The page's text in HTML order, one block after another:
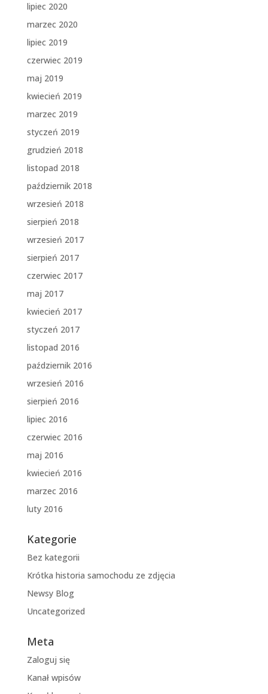
lipiec 2020
marzec 2020
lipiec 2019
czerwiec 2019
maj 2019
kwiecień 2019
marzec 2019
styczeń 2019
grudzień 2018
listopad 2018
październik 2018
wrzesień 2018
sierpień 2018
wrzesień 2017
sierpień 2017
czerwiec 2017
maj 2017
kwiecień 2017
styczeń 2017
listopad 2016
październik 2016
wrzesień 2016
sierpień 2016
lipiec 2016
czerwiec 2016
maj 2016
kwiecień 2016
marzec 2016
luty 2016
Kategorie
Bez kategorii
Krótka historia samochodu ze zdjęcia
Newsy Blog
Uncategorized
Meta
Zaloguj się
Kanał wpisów